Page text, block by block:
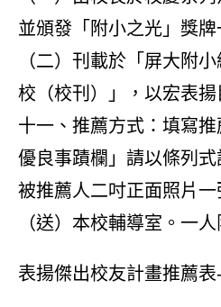
並頒發「附小之光」獎牌
（二）刊載於「屏大附
校（校刊）」，以宏表揚
十一、推薦方式：填寫
優良事蹟欄」請以條列
被推薦人二吋正面照片
（送）本校輔導室。一
表揚傑出校友計畫推薦表